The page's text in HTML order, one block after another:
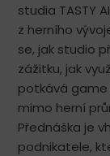
studia TASTY
z herního
se, jak studio
zážitku, jak
potkává game
mimo herní
Přednáška je
podnikatele,